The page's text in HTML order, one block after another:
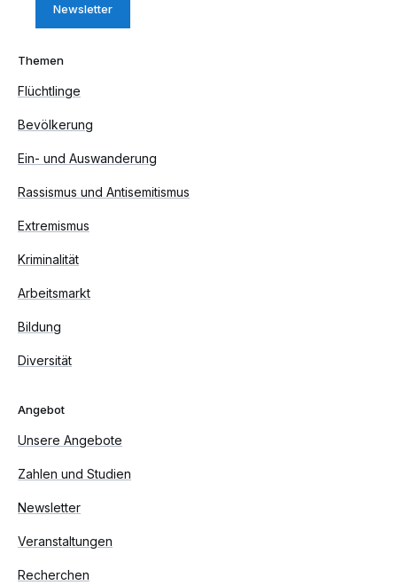
Newsletter
Themen
Flüchtlinge
Bevölkerung
Ein- und Auswanderung
Rassismus und Antisemitismus
Extremismus
Kriminalität
Arbeitsmarkt
Bildung
Diversität
Angebot
Unsere Angebote
Zahlen und Studien
Newsletter
Veranstaltungen
Recherchen